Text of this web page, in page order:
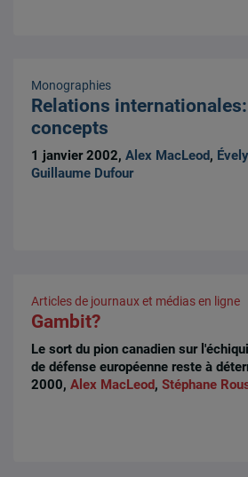
Monographies
Relations
concepts
1 janvier 2002,Alex MacLeod,
Guillaume Dufour
Articles de journaux et médias en ligne
Gambit?
Le sort du pion canadien sur
de défense européenne reste à
2000,Alex MacLeod,Stéphane